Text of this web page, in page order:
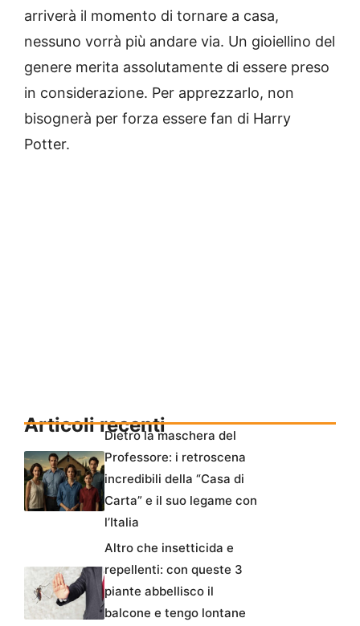
arriverà il momento di tornare a casa,
nessuno vorrà più andare via. Un gioiellino del
genere merita assolutamente di essere preso
in considerazione. Per apprezzarlo, non
bisognerà per forza essere fan di Harry
Potter.
Articoli recentiDietro la maschera del
Professore: i retroscena
incredibili della “Casa di
Carta” e il suo legame con
l’Italia
Altro che insetticida e
repellenti: con queste 3
piante abbellisco il
balcone e tengo lontane